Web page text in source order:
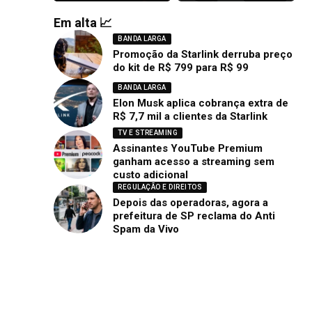
Em alta 📈
BANDA LARGA
Promoção da Starlink derruba preço
do kit de R$ 799 para R$ 99
BANDA LARGA
Elon Musk aplica cobrança extra de
R$ 7,7 mil a clientes da Starlink
TV E STREAMING
Assinantes YouTube Premium
ganham acesso a streaming sem
custo adicional
REGULAÇÃO E DIREITOS
Depois das operadoras, agora a
prefeitura de SP reclama do Anti
Spam da Vivo